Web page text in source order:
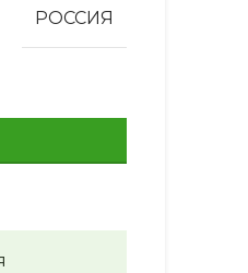
РОССИЯ